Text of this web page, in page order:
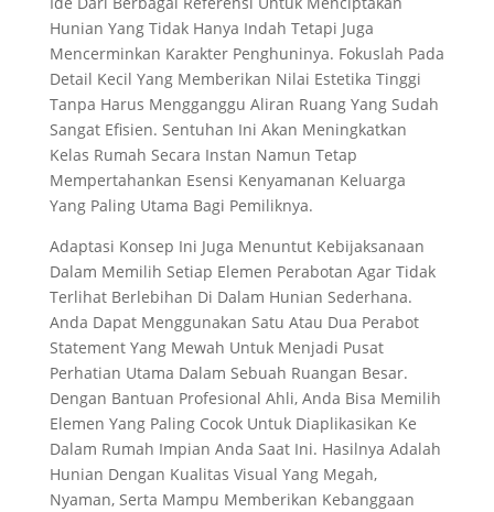
Hunian Yang Tidak Hanya Indah Tetapi Juga
Mencerminkan Karakter Penghuninya. Fokuslah Pada
Detail Kecil Yang Memberikan Nilai Estetika Tinggi
Tanpa Harus Mengganggu Aliran Ruang Yang Sudah
Sangat Efisien. Sentuhan Ini Akan Meningkatkan
Kelas Rumah Secara Instan Namun Tetap
Mempertahankan Esensi Kenyamanan Keluarga
Yang Paling Utama Bagi Pemiliknya.
Adaptasi Konsep Ini Juga Menuntut Kebijaksanaan
Dalam Memilih Setiap Elemen Perabotan Agar Tidak
Terlihat Berlebihan Di Dalam Hunian Sederhana.
Anda Dapat Menggunakan Satu Atau Dua Perabot
Statement Yang Mewah Untuk Menjadi Pusat
Perhatian Utama Dalam Sebuah Ruangan Besar.
Dengan Bantuan Profesional Ahli, Anda Bisa Memilih
Elemen Yang Paling Cocok Untuk Diaplikasikan Ke
Dalam Rumah Impian Anda Saat Ini. Hasilnya Adalah
Hunian Dengan Kualitas Visual Yang Megah,
Nyaman, Serta Mampu Memberikan Kebanggaan